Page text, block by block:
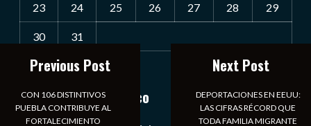
23 24 25 26 27 28 29
30 31
« Jul
Notiexpress de México
Previous Post
CON 106 DISTINTIVOS
PUEBLA CONTRIBUYE AL
FORTALECIMIENTO
Next Post
DEPORTACIONES EN EEUU:
LAS CIFRAS RÉCORD QUE
TODA FAMILIA MIGRANTE